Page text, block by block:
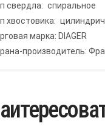
свердла: спиральное
хвостовика:
марка: DIAGER
производитель: